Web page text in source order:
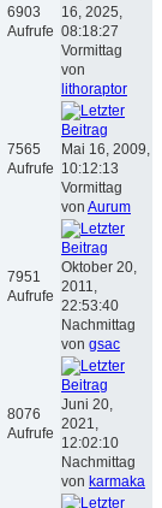
6903
Aufrufe
16, 2025,
08:18:27
Vormittag
von
lithoraptor
7565
Aufrufe
Mai 16, 2009,
10:12:13
Vormittag
von Aurum
7951
Aufrufe
Oktober 20,
2011,
22:53:40
Nachmittag
von gsac
8076
Aufrufe
Juni 20,
2021,
12:02:10
Nachmittag
von karmaka